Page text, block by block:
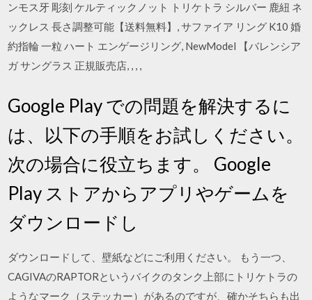
ンモス牙 彫刻 ケルティックノット トリケトラ シルバー 鹿紐 ネ
ックレス 長さ調整可能【送料無料】, サファイア リング K10 婚
約指輪 一粒 ハート エンゲージリング, NewModel 【バレンシア
ガ サングラス 正規販売店, , , ,
Google Play での問題を解決するに
は、以下の手順をお試しください。
次の場合に役立ちます。 Google
Play ストアからアプリやゲームを
ダウンロードし
ダウンロードして、壁紙などにご利用ください。 もう一つ、
CAGIVAのRAPTORというバイクのタンク上部にトリケトラの
ようなマーク（ステッカー）があるのですが、確かそちらも出